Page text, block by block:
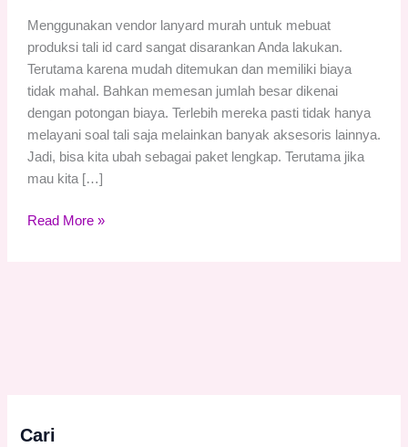
Menggunakan vendor lanyard murah untuk mebuat
produksi tali id card sangat disarankan Anda lakukan.
Terutama karena mudah ditemukan dan memiliki biaya
tidak mahal. Bahkan memesan jumlah besar dikenai
dengan potongan biaya. Terlebih mereka pasti tidak hanya
melayani soal tali saja melainkan banyak aksesoris lainnya.
Jadi, bisa kita ubah sebagai paket lengkap. Terutama jika
mau kita […]
Read More »
Cari